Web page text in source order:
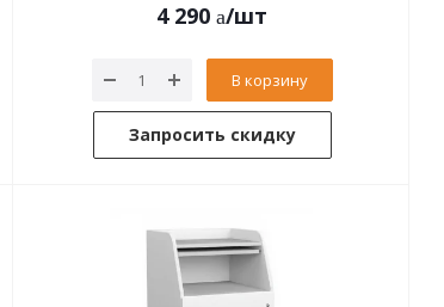
4 290 /шт
В корзину
Запросить скидку